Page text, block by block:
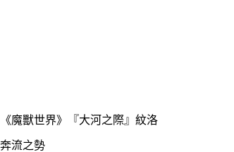
《魔獸世界》 『大河之際』紋洛
奔流之勢